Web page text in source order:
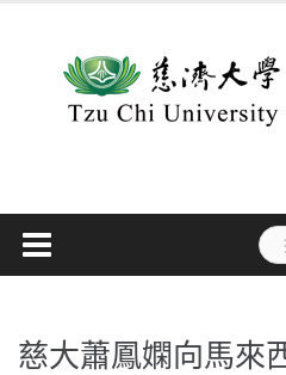
搜
尋
字:
慈大蕭鳳嫻向馬來